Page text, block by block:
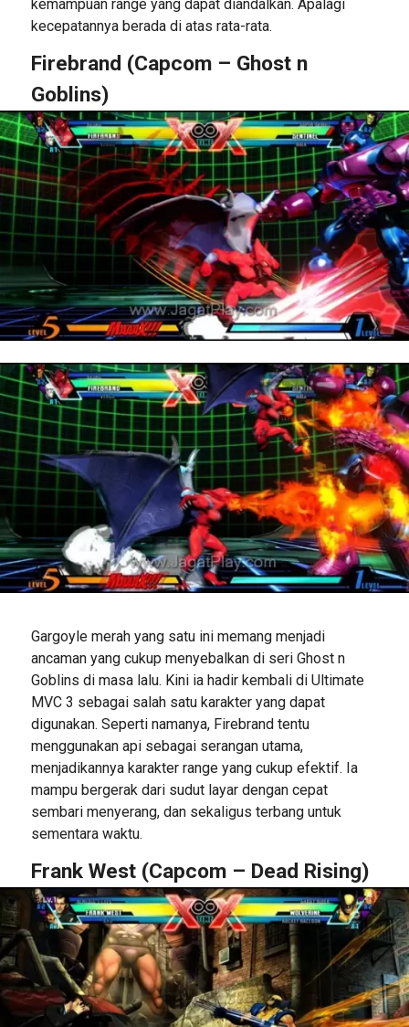
kemampuan range yang dapat diandalkan. Apalagi
kecepatannya berada di atas rata-rata.
Firebrand (Capcom – Ghost n
Goblins)
Gargoyle merah yang satu ini memang menjadi
ancaman yang cukup menyebalkan di seri Ghost n
Goblins di masa lalu. Kini ia hadir kembali di Ultimate
MVC 3 sebagai salah satu karakter yang dapat
digunakan. Seperti namanya, Firebrand tentu
menggunakan api sebagai serangan utama,
menjadikannya karakter range yang cukup efektif. Ia
mampu bergerak dari sudut layar dengan cepat
sembari menyerang, dan sekaligus terbang untuk
sementara waktu.
Frank West (Capcom – Dead Rising)